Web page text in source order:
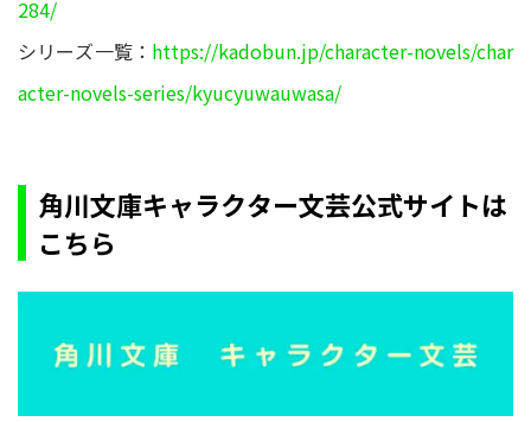
284/
シリーズ一覧： https://kadobun.jp/character-novels/char
acter-novels-series/kyucyuwauwasa/
角川文庫キャラクター文芸公式サイトは
こちら